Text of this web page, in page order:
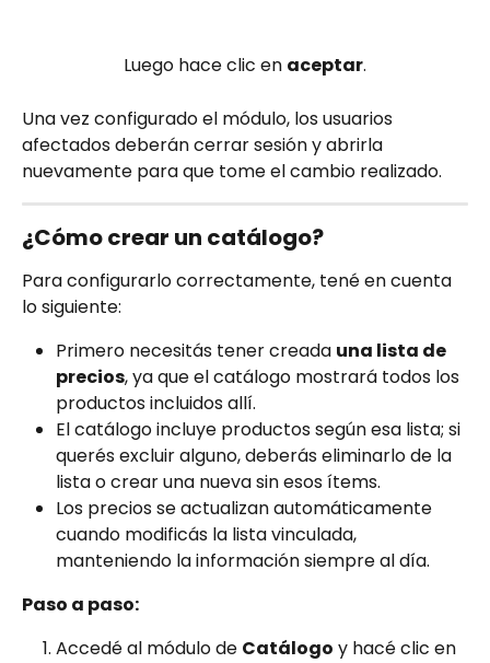
Luego hace clic en aceptar.
Una vez configurado el módulo, los usuarios
afectados deberán cerrar sesión y abrirla
nuevamente para que tome el cambio realizado.
¿Cómo crear un catálogo?
Para configurarlo correctamente, tené en cuenta
lo siguiente:
Primero necesitás tener creada una lista de
precios, ya que el catálogo mostrará todos los
productos incluidos allí.
El catálogo incluye productos según esa lista; si
querés excluir alguno, deberás eliminarlo de la
lista o crear una nueva sin esos ítems.
Los precios se actualizan automáticamente
cuando modificás la lista vinculada,
manteniendo la información siempre al día.
Paso a paso:
Accedé al módulo de Catálogo y hacé clic en